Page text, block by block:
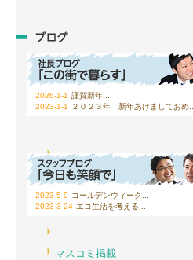
2026-1-1 謹賀新年...
2023-1-1
２０２３年 新年あけましておめ...
2023-5-9 ゴールデンウィーク...
2023-3-24 エコ生活を考える...
マスコミ掲載